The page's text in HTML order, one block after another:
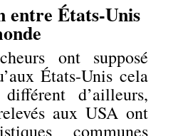
entre États-Unis
ont supposé
États-Unis cela
d’ailleurs,
aux USA ont
communes